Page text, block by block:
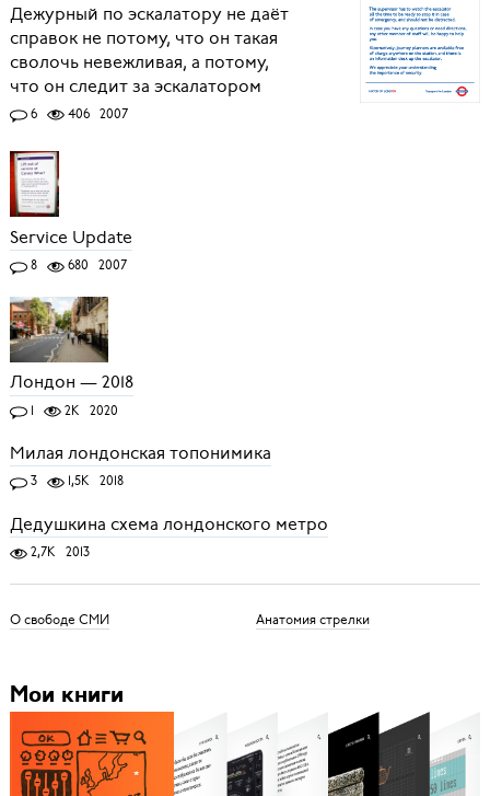
Дежурный по эскалатору не даёт
справок не потому, что он такая
сволочь невежливая, а потому,
что он следит за эскалатором
6 406 2007
Service Update
8 680 2007
Лондон — 2018
1 2K 2020
Милая лондонская топонимика
3 1,5K 2018
Дедушкина схема лондонского метро
2,7K 2013
О свободе СМИ Анатомия стрелки
Мои книги